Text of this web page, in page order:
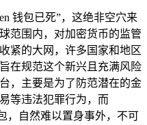
钱包已死”，这绝非空穴来
范围内，对加密货币的监管
紧的大网，许多国家和地区
在规范这个新兴且充满风险
，主要是为了防范潜在的金
等违法犯罪行为，而
，自然难以置身事外，不可